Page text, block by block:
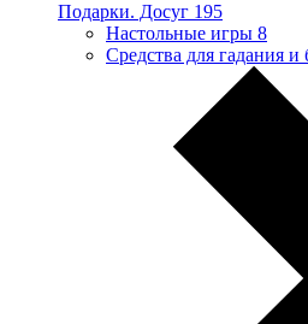
Подарки. Досуг 195
Настольные игры 8
Средства для гадания и